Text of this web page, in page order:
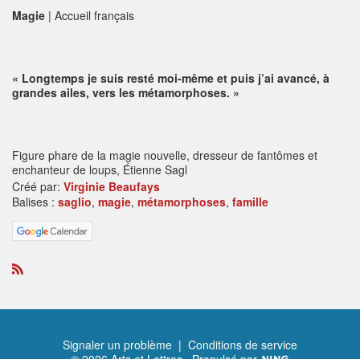
Magie | Accueil français
« Longtemps je suis resté moi-même et puis j’ai avancé, à
grandes ailes, vers les métamorphoses. »
Figure phare de la magie nouvelle, dresseur de fantômes et
enchanteur de loups, Étienne Sagl
Créé par: Virginie Beaufays
Balises : saglio, magie, métamorphoses, famille
R
Signaler un problème | Conditions de service